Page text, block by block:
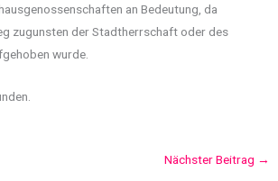
an Bedeutung, da
zugunsten der Stadtherrschaft oder des
wurde.
Nächster Beitrag →